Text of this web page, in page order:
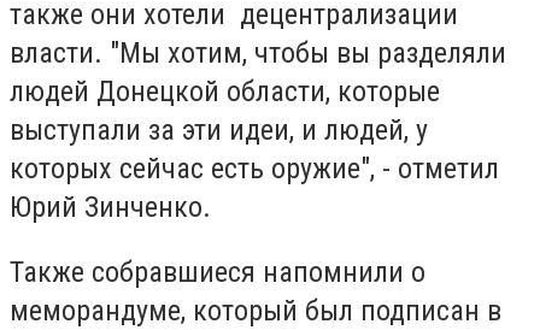
также они хотели децентрализации
власти. "Мы хотим, чтобы вы разделяли
людей Донецкой области, которые
выступали за эти идеи, и людей, у
которых сейчас есть оружие", - отметил
Юрий Зинченко.
Также собравшиеся напомнили о
меморандуме, который был подписан в